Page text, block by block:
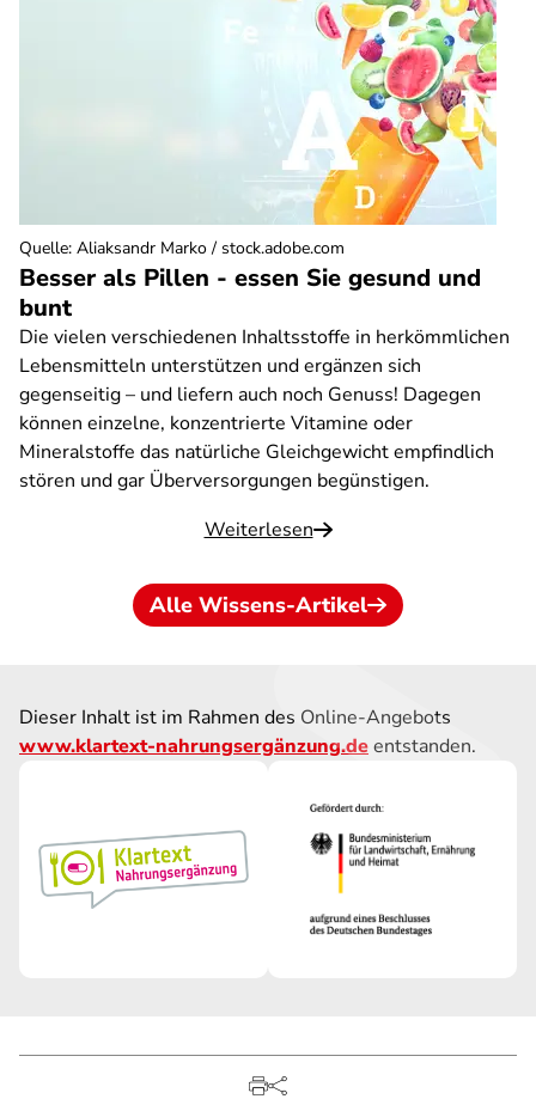
Besser als Pillen - essen Sie gesund und
bunt
Die vielen verschiedenen Inhaltsstoffe in herkömmlichen
Lebensmitteln unterstützen und ergänzen sich
gegenseitig – und liefern auch noch Genuss! Dagegen
können einzelne, konzentrierte Vitamine oder
Mineralstoffe das natürliche Gleichgewicht empfindlich
stören und gar Überversorgungen begünstigen.
Weiterlesen
Quelle: Aliaksandr Marko / stock.adobe.com
Alle Wissens-Artikel
Dieser Inhalt ist im Rahmen des Online-Angebots
www.klartext-nahrungsergänzung.deentstanden.